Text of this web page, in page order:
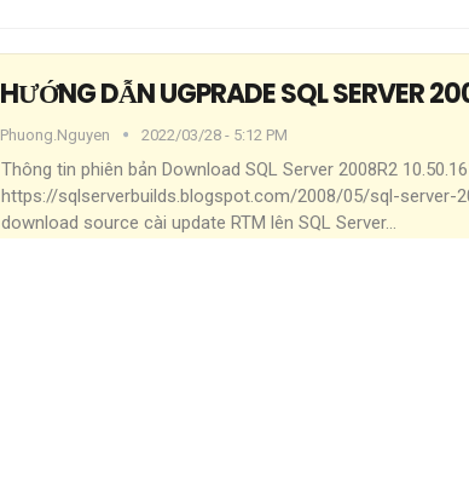
HƯỚNG DẪN UGPRADE SQL SERVER
Phuong.nguyen 2022/03/28 - 5:12 PM
Thông tin phiên bản Download SQL Server 2008R2
https://sqlserverbuilds.blogspot.com/2008/05/sql-server-
download source cài update RTM lên SQL Server…